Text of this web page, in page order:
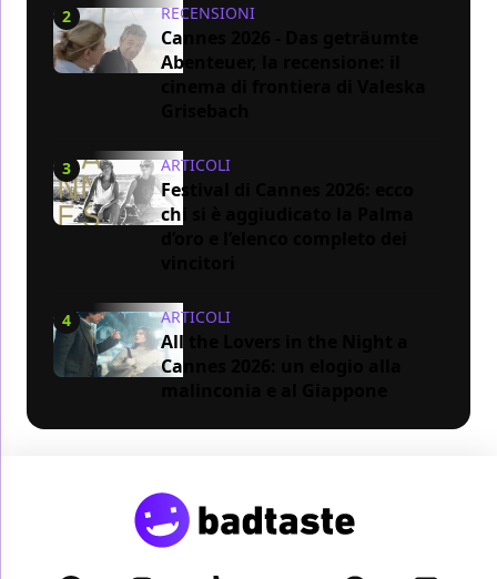
2 RECENSIONI
Cannes 2026 - Das geträumte
Abenteuer, la recensione: il
3 ARTICOLI
Festival di Cannes 2026: ecco
chi si è aggiudicato la Palma
4 ARTICOLI
All the Lovers in the Night a
Cannes 2026: un elogio alla